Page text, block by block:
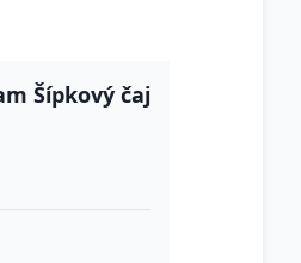
Šípkový čaj